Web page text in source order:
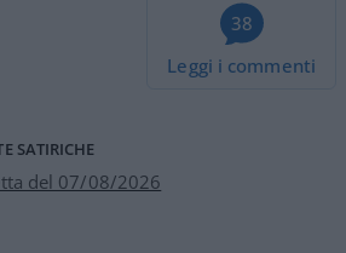
38
Leggi i commenti
SATIRICHE
del 07/08/2026